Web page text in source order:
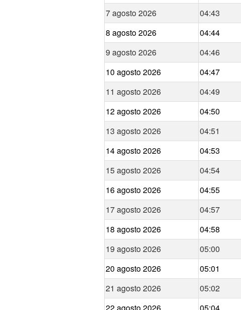
7 agosto 2026
04:43
8 agosto 2026
04:44
9 agosto 2026
04:46
10 agosto 2026
04:47
11 agosto 2026
04:49
12 agosto 2026
04:50
13 agosto 2026
04:51
14 agosto 2026
04:53
15 agosto 2026
04:54
16 agosto 2026
04:55
17 agosto 2026
04:57
18 agosto 2026
04:58
19 agosto 2026
05:00
20 agosto 2026
05:01
21 agosto 2026
05:02